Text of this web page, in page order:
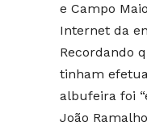
e Campo
Internet da
Recordando
tinham
albufeira foi
João